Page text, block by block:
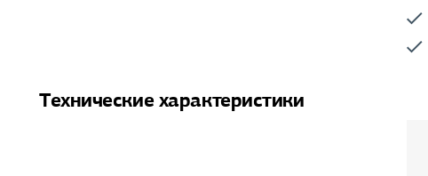
Технические характеристики